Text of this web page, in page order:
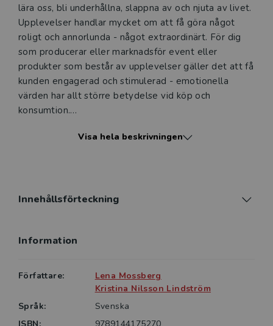
lära oss, bli underhållna, slappna av och njuta av livet.
Upplevelser handlar mycket om att få göra något
roligt och annorlunda - något extraordinärt. För dig
som producerar eller marknadsför event eller
produkter som består av upplevelser gäller det att få
kunden engagerad och stimulerad - emotionella
värden har allt större betydelse vid köp och
konsumtion.
I den här boken beskrivs hur fysiska och digitala
konsumenten.
exempel på upplevelser, skrivna av gästförfattare
tillkommit ett helt nytt kapitel om hållbarhet, skrivet
av Kristina Nilsson Lindström.
Boken är skriven för dig som är företagsledare,
Visa hela beskrivningen
Innehållsförteckning
Information
Författare:
Lena Mossberg
Kristina Nilsson Lindström
Språk:
Svenska